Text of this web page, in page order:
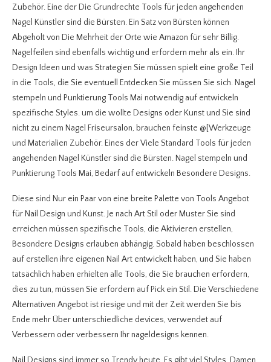
Zubehör. Eine der Die Grundrechte Tools für jeden angehenden
Nagel Künstler sind die Bürsten. Ein Satz von Bürsten können
Abgeholt von Die Mehrheit der Orte wie Amazon für sehr Billig.
Nagelfeilen sind ebenfalls wichtig und erfordern mehr als ein. Ihr
Design Ideen und was Strategien Sie müssen spielt eine große Teil
in die Tools, die Sie eventuell Entdecken Sie müssen Sie sich. Nagel
stempeln und Punktierung Tools Mai notwendig auf entwickeln
spezifische Styles. um die wollte Designs oder Kunst und Sie sind
nicht zu einem Nagel Friseursalon, brauchen feinste @[Werkzeuge
und Materialien Zubehör. Eines der Viele Standard Tools für jeden
angehenden Nagel Künstler sind die Bürsten. Nagel stempeln und
Punktierung Tools Mai, Bedarf auf entwickeln Besondere Designs.
Diese sind Nur ein Paar von eine breite Palette von Tools Angebot
für Nail Design und Kunst. Je nach Art Stil oder Muster Sie sind
erreichen müssen spezifische Tools, die Aktivieren erstellen,
Besondere Designs erlauben abhängig.Sobald haben beschlossen
auf erstellen ihre eigenen Nail Art entwickelt haben, und Sie haben
tatsächlich haben erhielten alle Tools, die Sie brauchen erfordern,
dies zu tun, müssen Sie erfordern auf Pick ein Stil. Die Verschiedene
Alternativen Angebot ist riesige und mit der Zeit werden Sie bis
Ende mehr Über unterschiedliche devices, verwendet auf
Verbessern oder verbessern Ihr nageldesigns kennen.